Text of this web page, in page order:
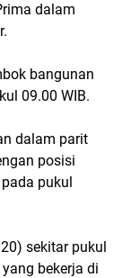
dalam
bangunan
09.00 WIB.
dalam parit
posisi
pukul
sekitar pukul
bekerja di